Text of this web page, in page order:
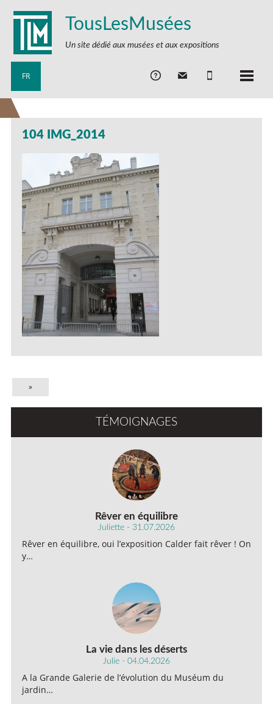
TousLesMusées
Un site dédié aux musées et aux expositions
FR
104 IMG_2014
»
TÉMOIGNAGES
Rêver en équilibre
Juliette - 31.07.2026
Rêver en équilibre, oui l’exposition Calder fait rêver ! On
y…
La vie dans les déserts
Julie - 04.04.2026
A la Grande Galerie de l’évolution du Muséum du
jardin…